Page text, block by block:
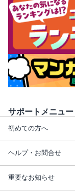
サポートメニュー
初めての方へ
ヘルプ・お問合せ
重要なお知らせ